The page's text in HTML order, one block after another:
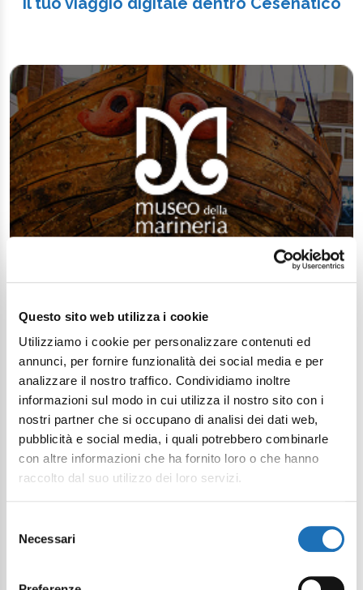
Questo sito web utilizza i cookie
Utilizziamo i cookie per personalizzare contenuti ed
annunci, per fornire funzionalità dei social media e per
analizzare il nostro traffico. Condividiamo inoltre
informazioni sul modo in cui utilizza il nostro sito con i
nostri partner che si occupano di analisi dei dati web,
pubblicità e social media, i quali potrebbero combinarle
con altre informazioni che ha fornito loro o che hanno
raccolto dal suo utilizzo dei loro servizi.
delNecessari